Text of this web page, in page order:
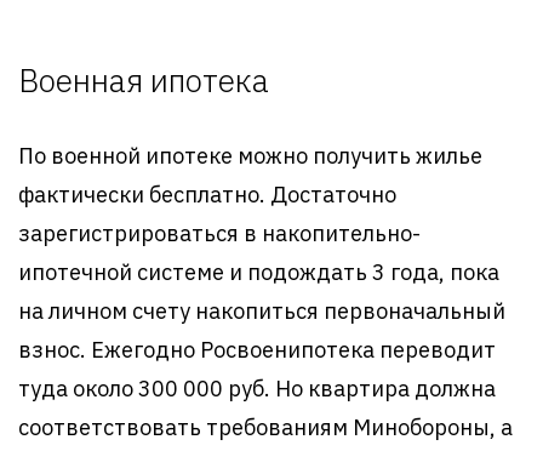
Военная ипотека
По военной ипотеке можно получить жилье
фактически бесплатно. Достаточно
зарегистрироваться в накопительно-
ипотечной системе и подождать 3 года, пока
на личном счету накопиться первоначальный
взнос. Ежегодно Росвоенипотека переводит
туда около 300 000 руб. Но квартира должна
соответствовать требованиям Минобороны, а